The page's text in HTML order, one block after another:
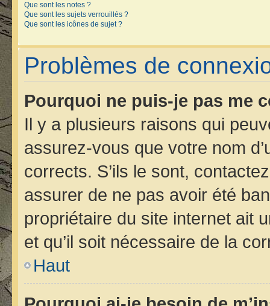
Que sont les notes ?
Que sont les sujets verrouillés ?
Que sont les icônes de sujet ?
Problèmes de
Pourquoi ne puis-je pas me
Il y a plusieurs raisons qui
assurez-vous que votre nom
corrects. S’ils le sont,
assurer de ne pas avoir été
propriétaire du site internet ait
et qu’il soit nécessaire de la
Haut